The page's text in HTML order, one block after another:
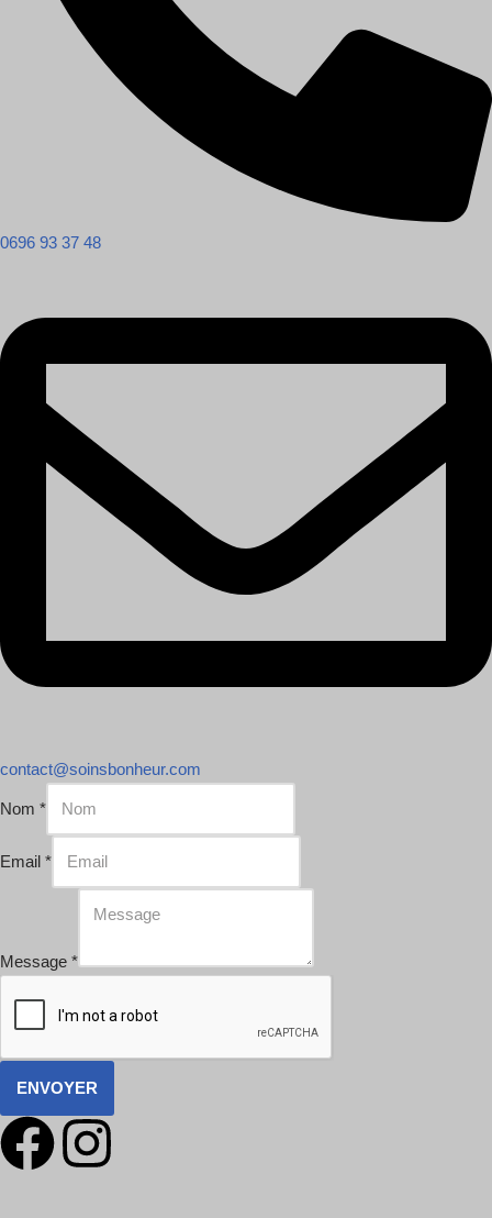
0696 93 37 48
contact@soinsbonheur.com
Nom *
Email *
Message *
ENVOYER